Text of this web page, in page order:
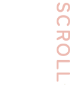
SCROLL